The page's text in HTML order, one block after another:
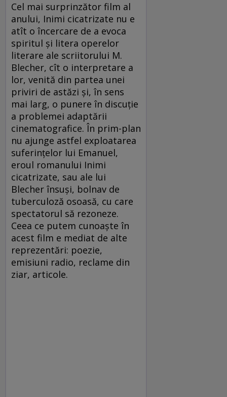
Cel mai surprinzător film al
anului, Inimi cicatrizate nu e
atît o încercare de a evoca
spiritul şi litera operelor
literare ale scriitorului M.
Blecher, cît o interpretare a
lor, venită din partea unei
priviri de astăzi şi, în sens
mai larg, o punere în discuţie
a problemei adaptării
cinematografice. În prim-plan
nu ajunge astfel exploatarea
suferinţelor lui Emanuel,
eroul romanului Inimi
cicatrizate, sau ale lui
Blecher însuşi, bolnav de
tuberculoză osoasă, cu care
spectatorul să rezoneze.
Ceea ce putem cunoaşte în
acest film e mediat de alte
reprezentări: poezie,
emisiuni radio, reclame din
ziar, articole.